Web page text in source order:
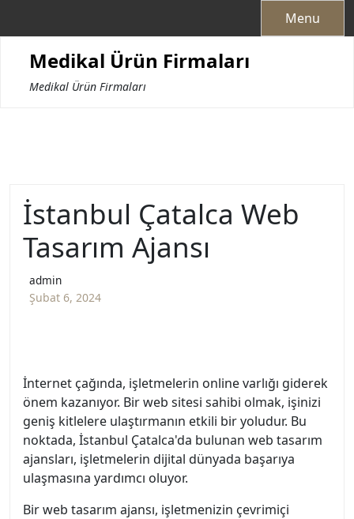
Menu
Medikal Ürün Firmaları
Medikal Ürün Firmaları
İstanbul Çatalca Web
Tasarım Ajansı
admin
Şubat 6, 2024
İnternet çağında, işletmelerin online varlığı giderek
önem kazanıyor. Bir web sitesi sahibi olmak, işinizi
geniş kitlelere ulaştırmanın etkili bir yoludur. Bu
noktada, İstanbul Çatalca'da bulunan web tasarım
ajansları, işletmelerin dijital dünyada başarıya
ulaşmasına yardımcı oluyor.
Bir web tasarım ajansı, işletmenizin çevrimiçi